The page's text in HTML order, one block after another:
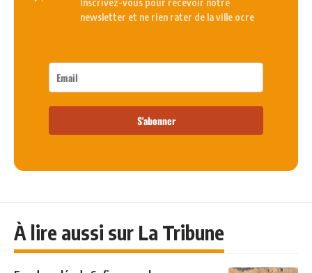
Inscrivez-vous pour recevoir notre
newsletter et ne rien rater de la ville ocre
S'abonner
À lire aussi sur La Tribune